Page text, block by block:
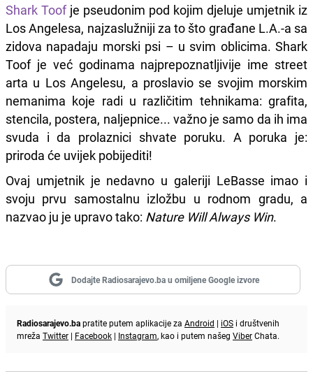
Shark Toofje pseudonim pod kojim djeluje umjetnik iz
Los Angelesa, najzaslužniji za to što građane L.A.-a sa
zidova napadaju morski psi – u svim oblicima. Shark
Toof je već godinama najprepoznatljivije ime street
arta u Los Angelesu, a proslavio se svojim morskim
nemanima koje radi u različitim tehnikama: grafita,
stencila, postera, naljepnice... važno je samo da ih ima
svuda i da prolaznici shvate poruku. A poruka je:
priroda će uvijek pobijediti!
Ovaj umjetnik je nedavno u galeriji LeBasse imao i
svoju prvu samostalnu izložbu u rodnom gradu, a
nazvao ju je upravo tako: Nature Will Always Win.
Dodajte Radiosarajevo.ba u omiljene Google izvore
Radiosarajevo.bapratite putem aplikacije za Android | iOS i društvenih
mreža Twitter | Facebook | Instagram, kao i putem našeg ViberChata.